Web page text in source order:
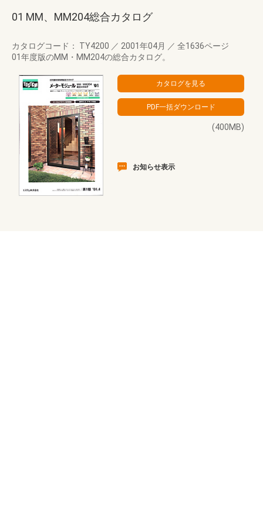
01 MM、MM204総合カタログ
カタログコード： TY4200 ／ 2001年04月 ／ 全1636ページ
01年度版のMM・MM204の総合カタログ。
(400MB)
お知らせ表示